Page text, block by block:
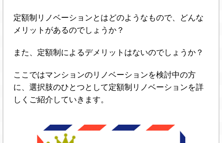
定額制リノベーションとはどのようなもので、どんな
メリットがあるのでしょうか？
また、定額制によるデメリットはないのでしょうか？
ここではマンションのリノベーションを検討中の方
に、選択肢のひとつとして定額制リノベーションを詳
しくご紹介していきます。